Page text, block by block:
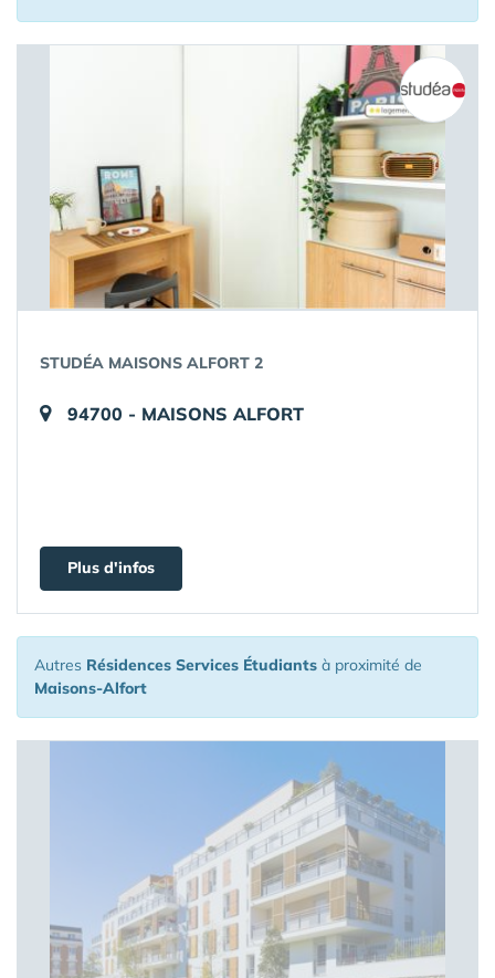
STUDÉA MAISONS ALFORT 2
94700 - MAISONS ALFORT
Plus d'infos
Autres Résidences Services Étudiants à proximité de
Maisons-Alfort